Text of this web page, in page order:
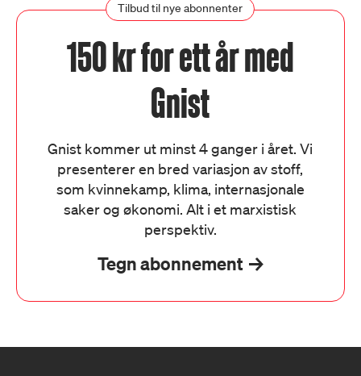
Tilbud til nye abonnenter
150 kr for ett år med
Gnist
Gnist kommer ut minst 4 ganger i året. Vi
presenterer en bred variasjon av stoff,
som kvinnekamp, klima, internasjonale
saker og økonomi. Alt i et marxistisk
perspektiv.
Tegn abonnement